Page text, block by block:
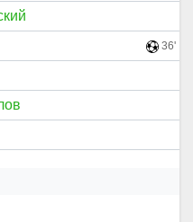
36'